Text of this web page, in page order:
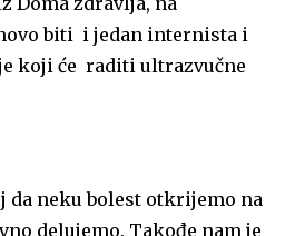
biti i jedan internista i
koji će raditi ultrazvučne
da neku bolest otkrijemo na
delujemo. Takođe nam je